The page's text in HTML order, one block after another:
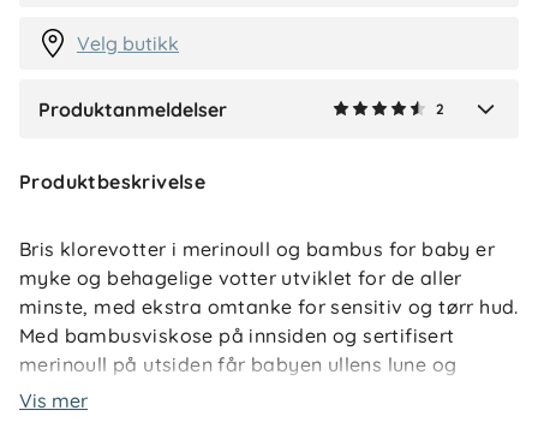
Velg butikk
Produktanmeldelser 2
Produktbeskrivelse
Bris klorevotter i merinoull og bambus for baby er
myke og behagelige votter utviklet for de aller
minste, med ekstra omtanke for sensitiv og tørr hud.
Med bambusviskose på innsiden og sertifisert
merinoull på utsiden får babyen ullens lune og
temperaturregulerende egenskaper, samtidig som
Vis mer